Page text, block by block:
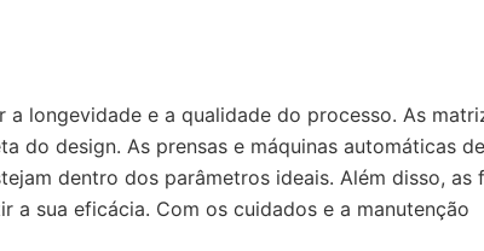
longevidade e a qualidade do processo. As
do design. As prensas e máquinas automáticas
dentro dos parâmetros ideais. Além disso, as
a sua eficácia. Com os cuidados e a manutenção